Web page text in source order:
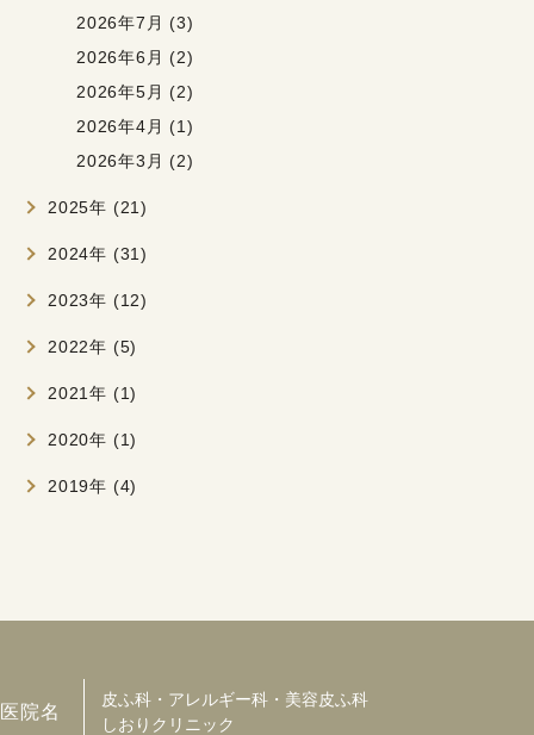
2026年7月 (3)
2026年6月 (2)
2026年5月 (2)
2026年4月 (1)
2026年3月 (2)
2025年 (21)
2024年 (31)
2023年 (12)
2022年 (5)
2021年 (1)
2020年 (1)
2019年 (4)
医院名
皮ふ科・アレルギー科・美容皮ふ科
しおりクリニック